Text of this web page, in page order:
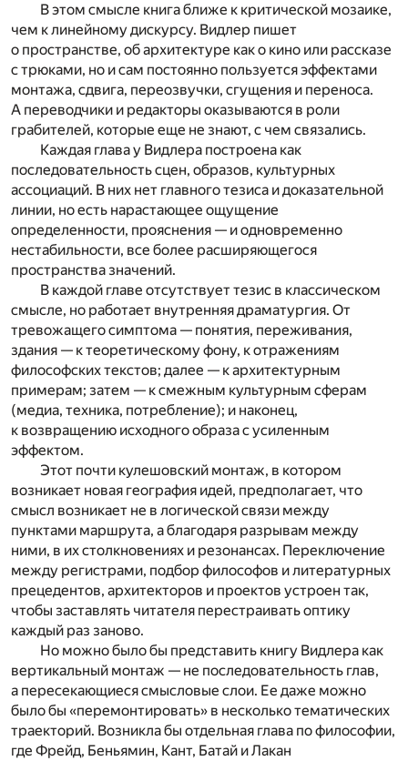
В этом смысле книга ближе к критической мозаике,
чем к линейному дискурсу. Видлер пишет
о пространстве, об архитектуре как о кино или рассказе
с трюками, но и сам постоянно пользуется эффектами
монтажа, сдвига, переозвучки, сгущения и переноса.
А переводчики и редакторы оказываются в роли
грабителей, которые еще не знают, с чем связались.
Каждая глава у Видлера построена как
последовательность сцен, образов, культурных
ассоциаций. В них нет главного тезиса и доказательной
линии, но есть нарастающее ощущение
определенности, прояснения — и одновременно
нестабильности, все более расширяющегося
пространства значений.
В каждой главе отсутствует тезис в классическом
смысле, но работает внутренняя драматургия. От
тревожащего симптома — понятия, переживания,
здания — к теоретическому фону, к отражениям
философских текстов; далее — к архитектурным
примерам; затем — к смежным культурным сферам
(медиа, техника, потребление); и наконец,
к возвращению исходного образа с усиленным
эффектом.
Этот почти кулешовский монтаж, в котором
возникает новая география идей, предполагает, что
смысл возникает не в логической связи между
пунктами маршрута, а благодаря разрывам между
ними, в их столкновениях и резонансах. Переключение
между регистрами, подбор философов и литературных
прецедентов, архитекторов и проектов устроен так,
чтобы заставлять читателя перестраивать оптику
каждый раз заново.
Но можно было бы представить книгу Видлера как
вертикальный монтаж — не последовательность глав,
а пересекающиеся смысловые слои. Ее даже можно
было бы «перемонтировать» в несколько тематических
траекторий. Возникла бы отдельная глава по философии,
где Фрейд, Беньямин, Кант, Батай и Лакан